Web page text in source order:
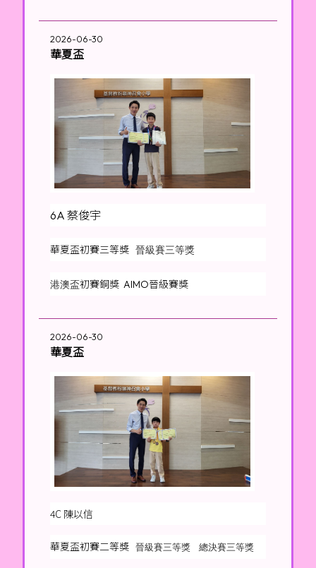
2026-06-30
華夏盃
6A 蔡俊宇
華夏盃初賽三等獎 晉級賽三等獎
港澳盃初賽銅獎 AIMO晉級賽獎
2026-06-30
華夏盃
4C 陳以信
華夏盃初賽二等獎 晉級賽三等獎 總決賽三等獎